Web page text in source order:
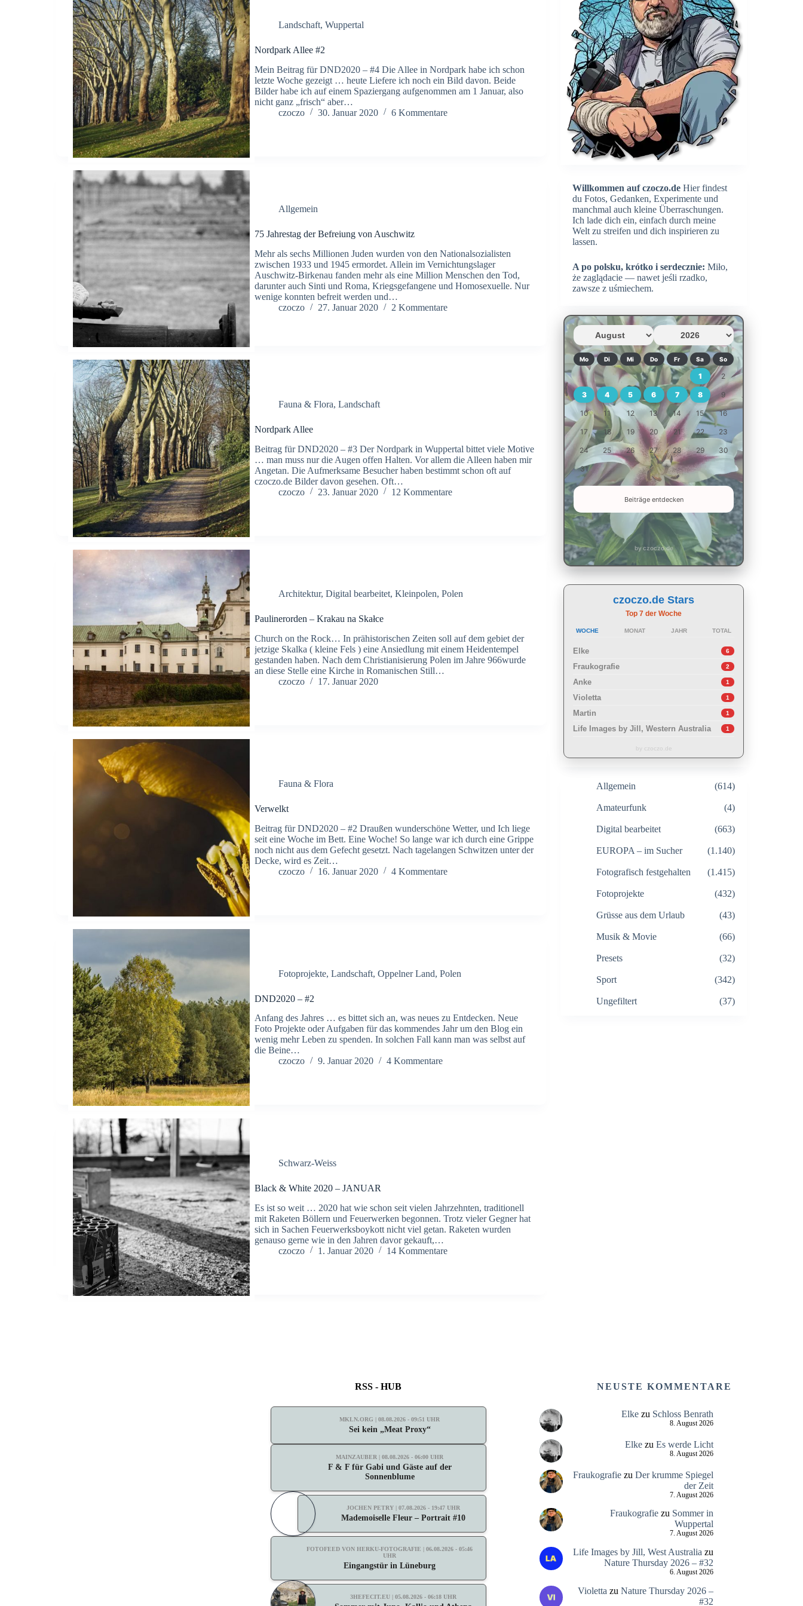
Landschaft,Wuppertal
Nordpark Allee #2
Mein Beitrag für DND2020 – #4 Die Allee in Nordpark habe ich schon
letzte Woche gezeigt … heute Liefere ich noch ein Bild davon. Beide
Bilder habe ich auf einem Spaziergang aufgenommen am 1 Januar, also
nicht ganz „frisch“ aber…
czoczo
30. Januar 2020 6 Kommentare
Allgemein
75 Jahrestag der Befreiung von Auschwitz
Mehr als sechs Millionen Juden wurden von den Nationalsozialisten
zwischen 1933 und 1945 ermordet. Allein im Vernichtungslager
Auschwitz-Birkenau fanden mehr als eine Million Menschen den Tod,
darunter auch Sinti und Roma, Kriegsgefangene und Homosexuelle. Nur
wenige konnten befreit werden und…
czoczo
27. Januar 2020 2 Kommentare
Fauna & Flora,Landschaft
Nordpark Allee
Beitrag für DND2020 – #3 Der Nordpark in Wuppertal bittet viele Motive
… man muss nur die Augen offen Halten. Vor allem die Alleen haben mir
Angetan. Die Aufmerksame Besucher haben bestimmt schon oft auf
czoczo.de Bilder davon gesehen. Oft…
czoczo
23. Januar 2020 12 Kommentare
Architektur,Digital bearbeitet,Kleinpolen,Polen
Paulinerorden – Krakau na Skałce
Church on the Rock… In prähistorischen Zeiten soll auf dem gebiet der
jetzige Skalka ( kleine Fels ) eine Ansiedlung mit einem Heidentempel
gestanden haben. Nach dem Christianisierung Polen im Jahre 966wurde
an diese Stelle eine Kirche in Romanischen Still…
czoczo
17. Januar 2020
Fauna & Flora
Verwelkt
Beitrag für DND2020 – #2 Draußen wunderschöne Wetter, und Ich liege
seit eine Woche im Bett. Eine Woche! So lange war ich durch eine Grippe
noch nicht aus dem Gefecht gesetzt. Nach tagelangen Schwitzen unter der
Decke, wird es Zeit…
czoczo
16. Januar 2020 4 Kommentare
Fotoprojekte,Landschaft,Oppelner Land,Polen
DND2020 – #2
Anfang des Jahres … es bittet sich an, was neues zu Entdecken. Neue
Foto Projekte oder Aufgaben für das kommendes Jahr um den Blog ein
wenig mehr Leben zu spenden. In solchen Fall kann man was selbst auf
die Beine…
czoczo
9. Januar 2020 4 Kommentare
Schwarz-Weiss
Black & White 2020 – JANUAR
Es ist so weit … 2020 hat wie schon seit vielen Jahrzehnten, traditionell
mit Raketen Böllern und Feuerwerken begonnen. Trotz vieler Gegner hat
sich in Sachen Feuerwerksboykott nicht viel getan. Raketen wurden
genauso gerne wie in den Jahren davor gekauft,…
czoczo
1. Januar 2020 14 Kommentare
Willkommen auf czoczo.de Hier findest
du Fotos, Gedanken, Experimente und
manchmal auch kleine Überraschungen.
Ich lade dich ein, einfach durch meine
Welt zu streifen und dich inspirieren zu
lassen.
A po polsku, krótko i serdecznie: Miło,
że zaglądacie — nawet jeśli rzadko,
zawsze z uśmiechem.
Mo Di Mi Do Fr Sa So
1 2
3 4 5 6 7 8 9
10 11 12 13 14 15 16
17 18 19 20 21 22 23
24 25 26 27 28 29 30
31
Beiträge entdecken
by czoczo.de
czoczo.de Stars
Top 7 der Woche
WOCHE MONAT JAHR TOTAL
Elke 6
Fraukografie 2
Anke 1
Violetta 1
Martin 1
Life Images by Jill, Western Australia 1
by czoczo.de
Allgemein (614)
Amateurfunk (4)
Digital bearbeitet (663)
EUROPA – im Sucher (1.140)
Fotografisch festgehalten (1.415)
Fotoprojekte (432)
Grüsse aus dem Urlaub (43)
Musik & Movie (66)
Presets (32)
Sport (342)
Ungefiltert (37)
RSS - HUB
MKLN.ORG | 08.08.2026 - 09:51 UHR
Sei kein „Meat Proxy“
MAINZAUBER | 08.08.2026 - 06:00 UHR
F & F für Gabi und Gäste auf der
Sonnenblume
JOCHEN PETRY | 07.08.2026 - 19:47 UHR
Mademoiselle Fleur – Portrait #10
FOTOFEED VON HERKU-FOTOGRAFIE | 06.08.2026 - 05:46
UHR
Eingangstür in Lüneburg
3HEFECIT.EU | 05.08.2026 - 06:18 UHR
NEUSTE KOMMENTARE
Elkezu Schloss Benrath
8. August 2026
Elkezu Es werde Licht
8. August 2026
Fraukografiezu Der krumme Spiegel
der Zeit
7. August 2026
Fraukografiezu Sommer in
Wuppertal
7. August 2026
Life Images by Jill, West Australia zu
Nature Thursday 2026 – #32
6. August 2026
Violetta zu Nature Thursday 2026 –
#32